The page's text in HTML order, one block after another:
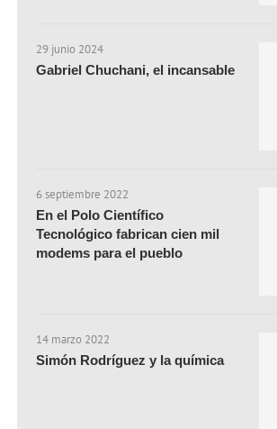
29 junio 2024
Gabriel Chuchani, el incansable
6 septiembre 2022
En el Polo Científico
Tecnológico fabrican cien mil
modems para el pueblo
14 marzo 2022
Simón Rodríguez y la química